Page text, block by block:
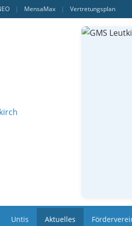
| MensaMax | Vertretungsplan
Untis Aktuelles